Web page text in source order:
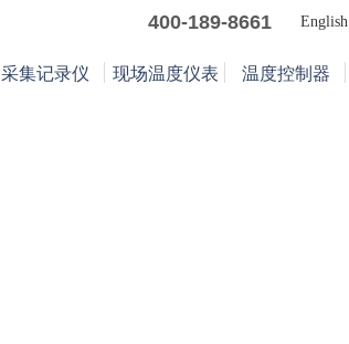
400-189-8661 English
采集记录仪 现场温度仪表 温度控制器